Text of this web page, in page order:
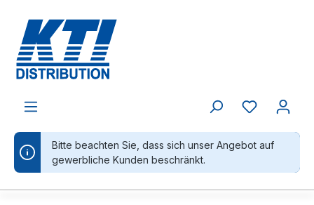
Bitte beachten Sie, dass sich unser Angebot auf
gewerbliche Kunden beschränkt.